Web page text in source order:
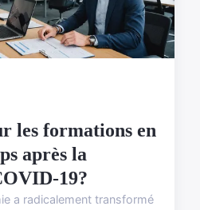
les formations en
après la
19?
a radicalement transformé